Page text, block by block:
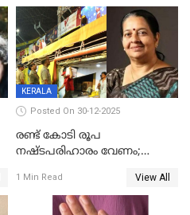
യുവതിക്ക് ദാരുണാന്ത്യം
KERALA
Posted On 30-12-2025
രണ്ട് കോടി രൂപ
നഷ്ടപരിഹാരം വേണം;
നോട്ടീസയച്ച് ഉമാ തോമസ്
1 Min Read View All